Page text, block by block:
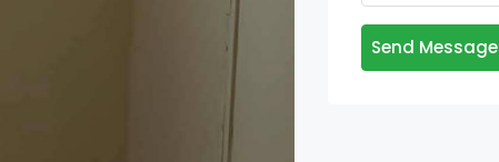
Send Message